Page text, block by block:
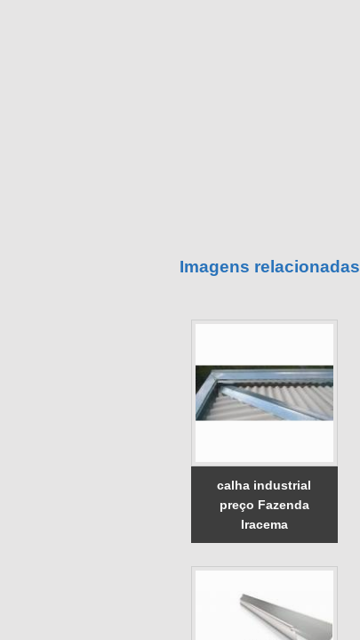
Imagens relacionadas
calha industrial
preço Fazenda
Iracema